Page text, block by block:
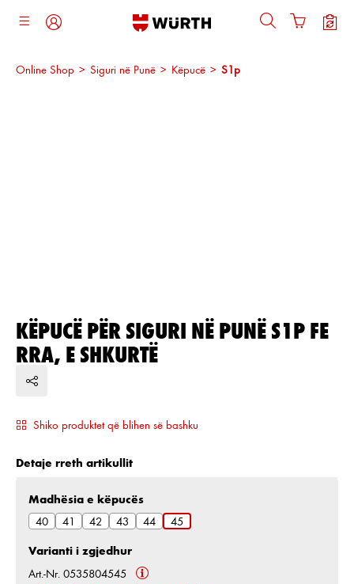
kryesore
Online Shop > Siguri në Punë > Këpucë > S1p
KËPUCË PËR SIGURI NË PUNË S1P FE
RRA, E SHKURTË
Shiko produktet që blihen së bashku
Detaje rreth artikullit
Zgjidh
Madhësia e këpucës
40
41 42 43 44 45
Varianti i zgjedhur
Art.-Nr. 0535804545